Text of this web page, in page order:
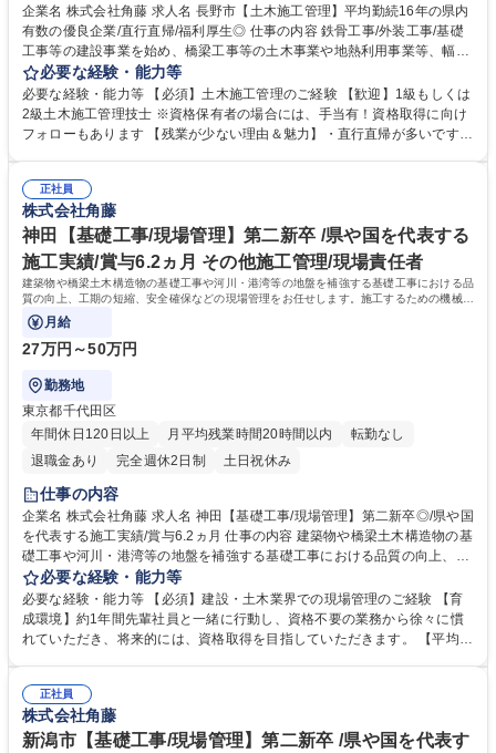
企業名 株式会社角藤 求人名 長野市【土木施工管理】平均勤続16年の県内
有数の優良企業/直行直帰/福利厚生◎ 仕事の内容 鉄骨工事/外装工事/基礎
工事等の建設事業を始め、橋梁工事等の土木事業や地熱利用事業等、幅広
く事業を展開する企業当社にて土木施工管理をお任せします。即戦力を期
待します。 【具体的には】土木工事における杭や山留工事の、品質の向
上、工期の短縮、安全確保などの管理を通じて、現場管理をお任せしま
す。施工するための機械の配置をCAD図面で作ることもあります。 ■担当
件と様々です。 募集職種 長野市【土木施工管理】平均勤続16年の県内有
数の優良企業/直行直帰/福利厚生◎
必要な経験・能力等
必要な経験・能力等 【必須】土木施工管理のご経験 【歓迎】1級もしくは
2級土木施工管理技士 ※資格保有者の場合には、手当有！資格取得に向け
フォローもあります 【残業が少ない理由＆魅力】・直行直帰が多いです。
成する必要はありません。自分で作成する必要がある書類は、別日にまと
めて作成するので残業してまで作成はしません。 ★有給も最大支給40日
あり。 学歴・資格 学歴：大学院 大学 高専 短大 専修学校 高校 語学力：
資格：2級土木施工管理技士 1級土木施工管理技士
正社員
株式会社角藤
神田【基礎工事/現場管理】第二新卒 /県や国を代表する
施工実績/賞与6.2ヵ月 その他施工管理/現場責任者
建築物や橋梁土木構造物の基礎工事や河川・港湾等の地盤を補強する基礎工事における品
質の向上、工期の短縮、安全確保などの現場管理をお任せします。施工するための機械の
配置をCAD図面で作ることもあります。
月給
27万円～50万円
勤務地
東京都千代田区
年間休日120日以上
月平均残業時間20時間以内
転勤なし
退職金あり
完全週休2日制 土日祝休み
仕事の内容
企業名 株式会社角藤 求人名 神田【基礎工事/現場管理】第二新卒◎/県や国
を代表する施工実績/賞与6.2ヵ月 仕事の内容 建築物や橋梁土木構造物の基
礎工事や河川・港湾等の地盤を補強する基礎工事における品質の向上、工
期の短縮、安全確保などの現場管理をお任せします。施工するための機械
の配置をCAD図面で作ることもあります。 【具体的には】■工程管理(ス
ケジュールの確認・調整や現場への指示) ■品質管理(作業の進行状況や仕
上がりの確認 ・修正指示）■安全管理（日々の打ち合わせ・現場確認 ・職
せん。工期は、1～2週間の案件もあれば半年～1年程度の案件と様々で
す。 募集職種 神田【基礎工事/現場管理】第二新卒◎/県や国を代表する施
工実績/賞与6.2ヵ月
必要な経験・能力等
必要な経験・能力等 【必須】建設・土木業界での現場管理のご経験 【育
成環境】約1年間先輩社員と一緒に行動し、資格不要の業務から徐々に慣
れていただき、将来的には、資格取得を目指していただきます。 【平均勤
グ12位！国内拠点18ヶ所あり、年間に携わる工事件数約1,500件、日本を
支える代表的な施工実績多数 学歴・資格 学歴：大学院 大学 高専 短大 専
修学校 高校 語学力： 資格：第一種運転免許普通自動車
正社員
株式会社角藤
新潟市【基礎工事/現場管理】第二新卒 /県や国を代表す